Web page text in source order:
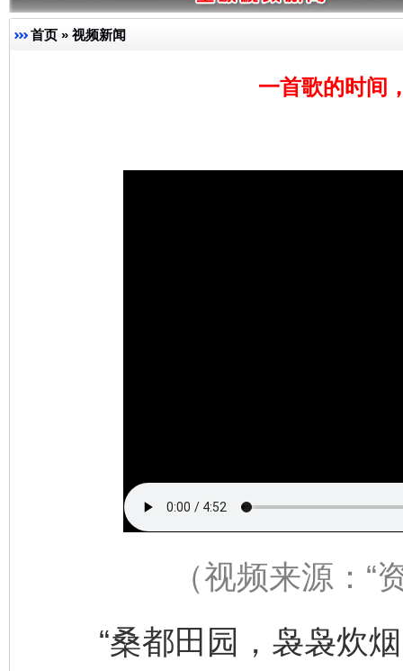
首页 » 视频新闻
一首歌的时间
（视频来源： “
“桑都田园，袅袅炊